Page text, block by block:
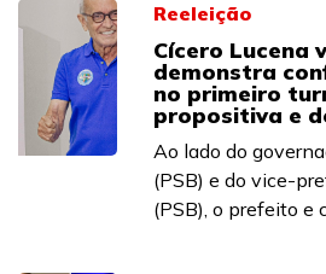
Reeleição
Cícero Lucena
demonstra
no primeiro
propositiva e
Ao lado do
(PSB) e do vice-
(PSB), o prefeito e